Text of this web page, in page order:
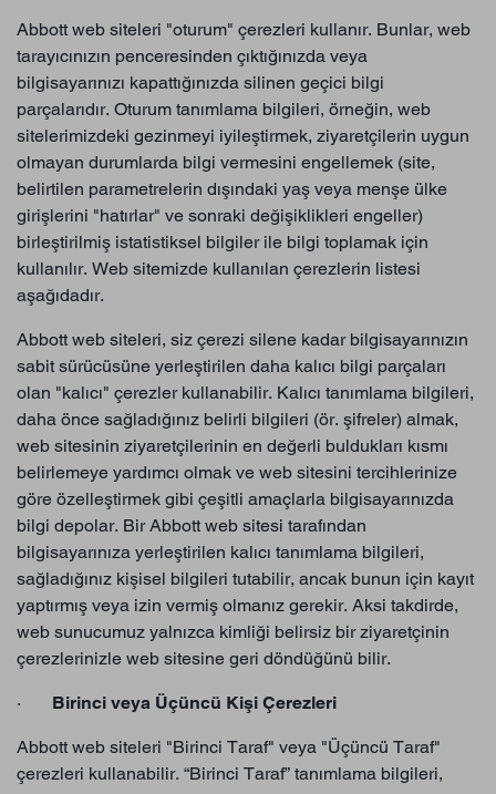
Abbott web siteleri "oturum" çerezleri kullanır. Bunlar, web
tarayıcınızın penceresinden çıktığınızda veya
bilgisayarınızı kapattığınızda silinen geçici bilgi
parçalarıdır. Oturum tanımlama bilgileri, örneğin, web
sitelerimizdeki gezinmeyi iyileştirmek, ziyaretçilerin uygun
olmayan durumlarda bilgi vermesini engellemek (site,
belirtilen parametrelerin dışındaki yaş veya menşe ülke
girişlerini "hatırlar" ve sonraki değişiklikleri engeller)
birleştirilmiş istatistiksel bilgiler ile bilgi toplamak için
kullanılır. Web sitemizde kullanılan çerezlerin listesi
aşağıdadır.
Abbott web siteleri, siz çerezi silene kadar bilgisayarınızın
sabit sürücüsüne yerleştirilen daha kalıcı bilgi parçaları
olan "kalıcı" çerezler kullanabilir. Kalıcı tanımlama bilgileri,
daha önce sağladığınız belirli bilgileri (ör. şifreler) almak,
web sitesinin ziyaretçilerinin en değerli buldukları kısmı
belirlemeye yardımcı olmak ve web sitesini tercihlerinize
göre özelleştirmek gibi çeşitli amaçlarla bilgisayarınızda
bilgi depolar. Bir Abbott web sitesi tarafından
bilgisayarınıza yerleştirilen kalıcı tanımlama bilgileri,
sağladığınız kişisel bilgileri tutabilir, ancak bunun için kayıt
yaptırmış veya izin vermiş olmanız gerekir. Aksi takdirde,
web sunucumuz yalnızca kimliği belirsiz bir ziyaretçinin
çerezlerinizle web sitesine geri döndüğünü bilir.
· Birinci veya Üçüncü Kişi Çerezleri
Abbott web siteleri "Birinci Taraf" veya "Üçüncü Taraf"
çerezleri kullanabilir. “Birinci Taraf” tanımlama bilgileri,